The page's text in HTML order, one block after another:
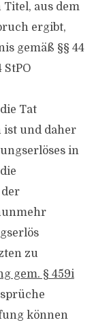
aus dem
ergibt,
gemäß §§ 44
StPO
Tat
und daher
in
zu
gem. § 459i
können